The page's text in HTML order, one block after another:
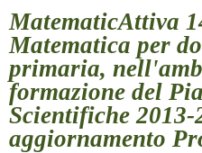
MatematicAttiva
Matematica per
primaria,
formazione del
Scientifiche 2013-
aggiornamento